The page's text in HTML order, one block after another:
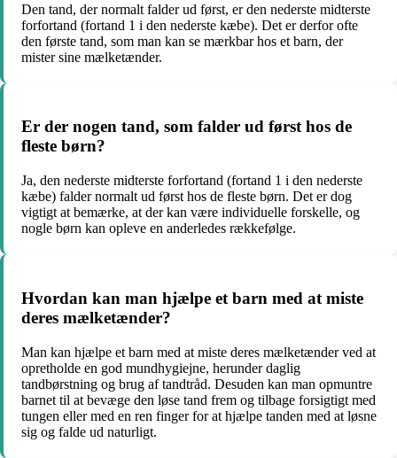
Den tand, der normalt falder ud først, er den nederste midterste
forfortand (fortand 1 i den nederste kæbe). Det er derfor ofte
den første tand, som man kan se mærkbar hos et barn, der
mister sine mælketænder.
Er der nogen tand, som falder ud først hos de
fleste børn?
Ja, den nederste midterste forfortand (fortand 1 i den nederste
kæbe) falder normalt ud først hos de fleste børn. Det er dog
vigtigt at bemærke, at der kan være individuelle forskelle, og
nogle børn kan opleve en anderledes rækkefølge.
Hvordan kan man hjælpe et barn med at miste
deres mælketænder?
Man kan hjælpe et barn med at miste deres mælketænder ved at
opretholde en god mundhygiejne, herunder daglig
tandbørstning og brug af tandtråd. Desuden kan man opmuntre
barnet til at bevæge den løse tand frem og tilbage forsigtigt med
tungen eller med en ren finger for at hjælpe tanden med at løsne
sig og falde ud naturligt.